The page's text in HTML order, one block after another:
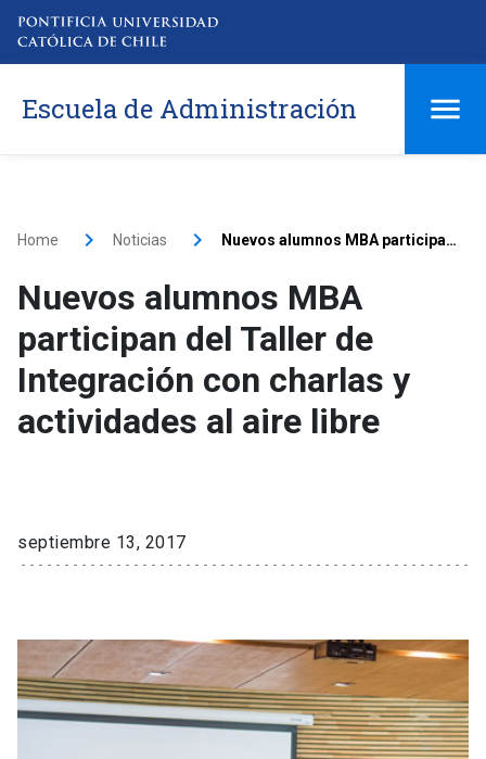
Escuela de Administración
Home Noticias Nuevos alumnos MBA participan del Taller de Integración con charlas y actividades al aire libre
Nuevos alumnos MBA
participan del Taller de
Integración con charlas y
actividades al aire libre
septiembre 13, 2017